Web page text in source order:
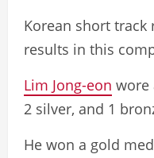
Korean short track
results in this
Lim Jong-eon wore
2 silver, and 1
He won a gold